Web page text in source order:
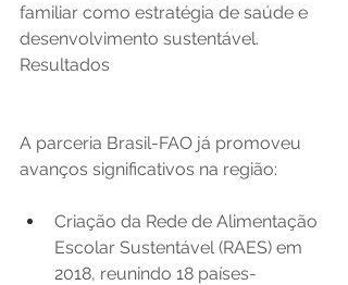
familiar como estratégia de saúde e
desenvolvimento sustentável.
Resultados
A parceria Brasil-FAO já promoveu
avanços significativos na região:
Criação da Rede de Alimentação
Escolar Sustentável (RAES) em
2018, reunindo 18 países-